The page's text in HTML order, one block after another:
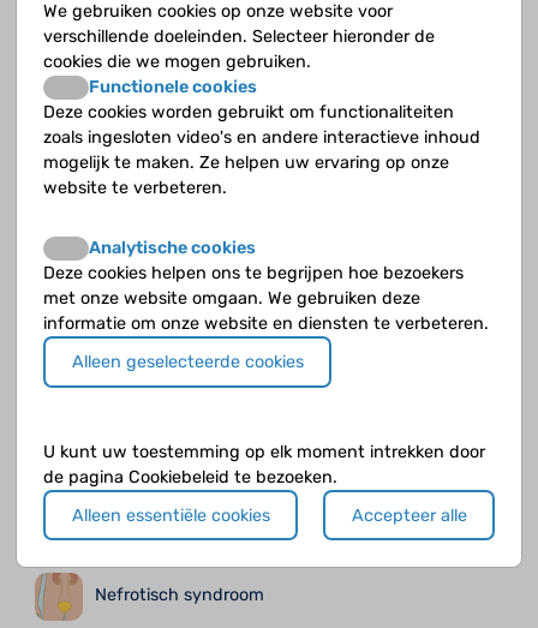
Geboortedefecten van de nieren en
aangeboren afwijkingen aan urinewegen
Afwijkingen aan nieren en urinewegen die voor je
geboorte ontstaan, noemen we CAKUT
(congenital anomalies of the kidney and urinary
tract). Ongeveer 40% van de kinderen met
nierinsufficiëntie heeft zo’n aangeboren
Erfelijke nieraandoeningen
Sommige nierziekten zitten in de familie, ze
worden steeds van ouder op kind doorgegeven.
je nieren. Omdat het er in de loop van de tijd
steeds meer worden, gaat je gewone nierweefsel
kapot. Er is geen behandeling voor.
Nefrotisch syndroom
We gebruiken cookies op onze website voor
verschillende doeleinden. Selecteer hieronder de
cookies die we mogen gebruiken.
Functionele cookies
Deze cookies worden gebruikt om functionaliteiten
zoals ingesloten video's en andere interactieve inhoud
mogelijk te maken. Ze helpen uw ervaring op onze
website te verbeteren.
Analytische cookies
Deze cookies helpen ons te begrijpen hoe bezoekers
met onze website omgaan. We gebruiken deze
informatie om onze website en diensten te verbeteren.
Alleen geselecteerde cookies
U kunt uw toestemming op elk moment intrekken door
de pagina Cookiebeleid te bezoeken.
Alleen essentiële cookies
Accepteer alle